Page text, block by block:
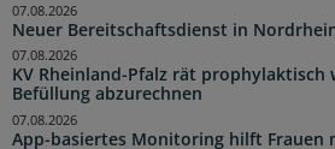
Neuer Bereitschaftsdienst in
07.08.2026
KV Rheinland-Pfalz rät prophylaktisch
Befüllung abzurechnen
07.08.2026
App-basiertes Monitoring hilft Frauen
07.08.2026